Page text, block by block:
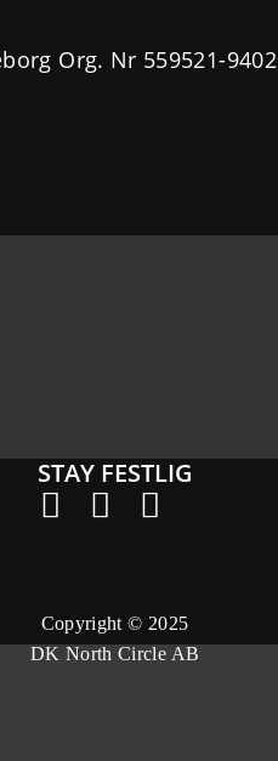
Org. Nr 559521-9402
STAY FESTLIG
Copyright © 2025
DK North Circle AB